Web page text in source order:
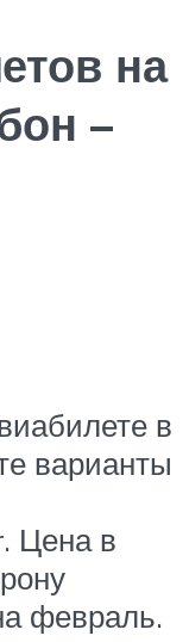
на
–
в
варианты
Цена в
февраль.